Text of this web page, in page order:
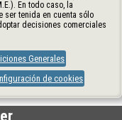
En todo caso, la
ser tenida en cuenta sólo
decisiones comerciales
Generales
de cookies